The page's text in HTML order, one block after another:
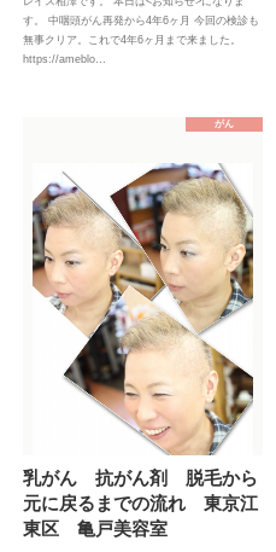
す。 中咽頭がん再発から4年6ヶ月 今回の検診も
無事クリア。これで4年6ヶ月まで来ました。
https://ameblo…
がん
乳がん 抗がん剤 脱毛から
元に戻るまでの流れ 東京江
東区 亀戸美容室